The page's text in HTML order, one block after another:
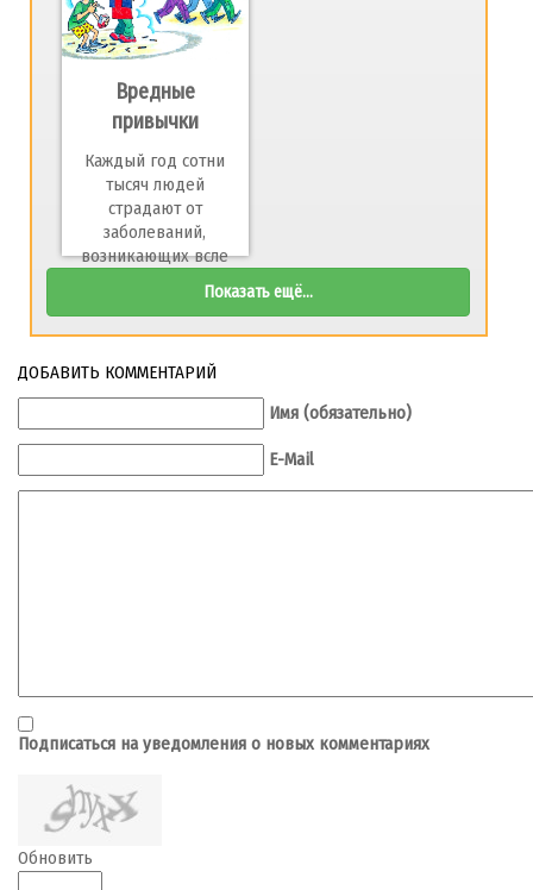
Вредные
привычки
Каждый год сотни
тысяч людей
страдают от
заболеваний,
возникающих всле
Показать ещё...
ДОБАВИТЬ КОММЕНТАРИЙ
Имя (обязательно)
E-Mail
Подписаться на уведомления о новых комментариях
Обновить